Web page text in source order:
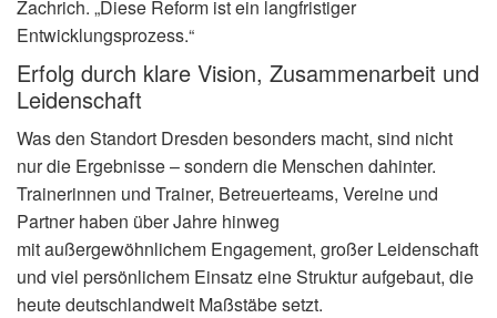
Zachrich. „Diese Reform ist ein langfristiger
Entwicklungsprozess.“
Erfolg durch klare Vision, Zusammenarbeit und
Leidenschaft
Was den Standort Dresden besonders macht, sind nicht
nur die Ergebnisse – sondern die Menschen dahinter.
Trainerinnen und Trainer, Betreuerteams, Vereine und
Partner haben über Jahre hinweg
mit außergewöhnlichem Engagement, großer Leidenschaft
und viel persönlichem Einsatz eine Struktur aufgebaut, die
heute deutschlandweit Maßstäbe setzt.